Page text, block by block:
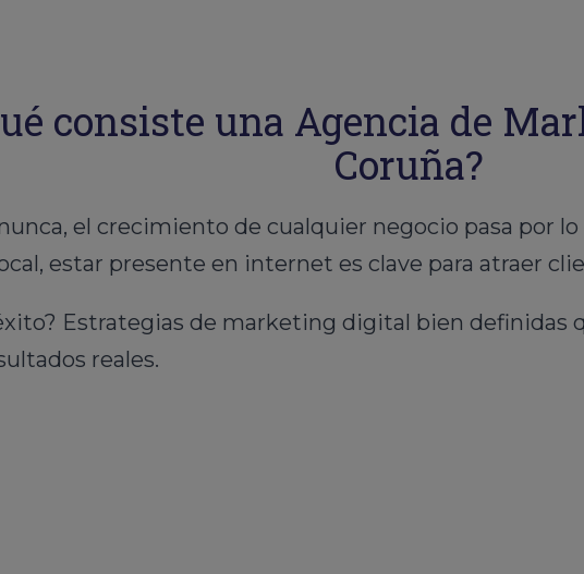
consiste una Agencia de
Coruña?
el crecimiento de cualquier negocio pasa por
estar presente en internet es clave para atraer
Estrategias de marketing digital bien definidas
reales.